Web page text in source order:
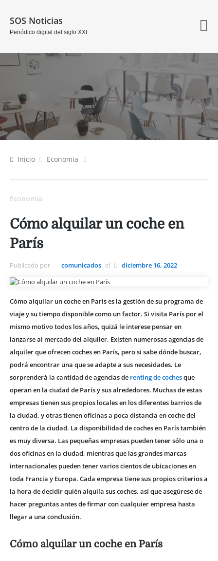
SOS Noticias
Periódico digital del siglo XXI
Inicio Economia
Economia
Cómo alquilar un coche en
París
Publicado por comunicados el diciembre 16, 2022
Cómo alquilar un coche en París es la gestión de su programa de
viaje y su tiempo disponible como un factor. Si visita París por el
mismo motivo todos los años, quizá le interese pensar en
lanzarse al mercado del alquiler. Existen numerosas agencias de
alquiler que ofrecen coches en París, pero si sabe dónde buscar,
podrá encontrar una que se adapte a sus necesidades. Le
sorprenderá la cantidad de agencias de renting de cochesque
operan en la ciudad de París y sus alrededores. Muchas de estas
empresas tienen sus propios locales en los diferentes barrios de
la ciudad, y otras tienen oficinas a poca distancia en coche del
centro de la ciudad. La disponibilidad de coches en París también
es muy diversa. Las pequeñas empresas pueden tener sólo una o
dos oficinas en la ciudad, mientras que las grandes marcas
internacionales pueden tener varios cientos de ubicaciones en
toda Francia y Europa. Cada empresa tiene sus propios criterios a
la hora de decidir quién alquila sus coches, así que asegúrese de
hacer preguntas antes de firmar con cualquier empresa hasta
llegar a una conclusión.
Cómo alquilar un coche en París